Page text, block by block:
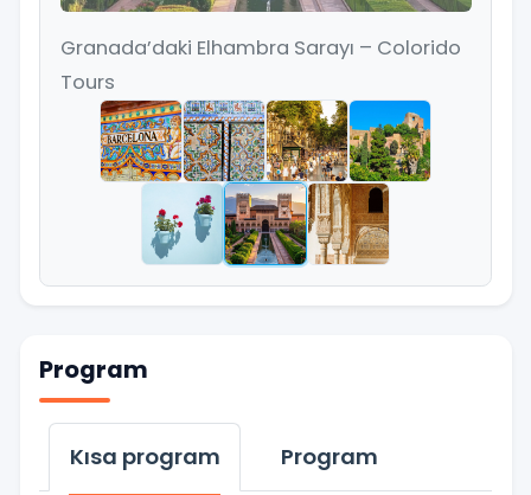
Granada’daki Elhambra Sarayı – Colorido
Tours
Program
Kısa program Program